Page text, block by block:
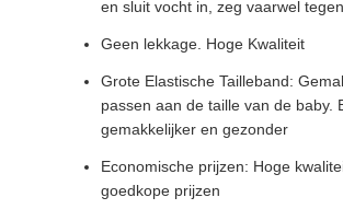
en sluit vocht in, zeg vaarwel
Geen lekkage. Hoge Kwaliteit
Grote Elastische Tailleband:
passen aan de taille van de baby.
gemakkelijker en gezonder
Economische prijzen: Hoge
goedkope prijzen